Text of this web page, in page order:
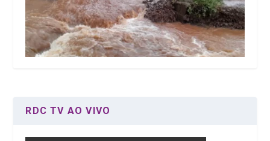
RDC TV AO VIVO